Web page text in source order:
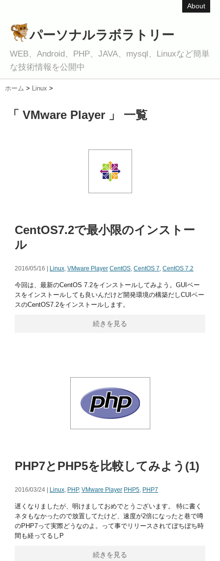
About
パーソナルラボラトリー
WEB、Android、PHP、JAVA、mysql、Linuxなど簡単
な技術情報を公開中
ホーム > Linux >
「 VMware Player 」 一覧
CentOS7.2で最小限のインストー
ル
2016/05/16 | Linux, VMware Player CentOS, CentOS 7, CentOS 7.2
今回は、最新のCentOS 7.2をインストールしてみよう。GUIベー
スをインストールしても良いんだけど開発環境の構築だしCUIベー
スのCentOS7.2をインストールします。
続きを見る
PHP7とPHP5を比較してみよう(1)
2016/03/24 | Linux, PHP, VMware Player PHP5, PHP7
遅くなりましたが、明けましておめでとうございます。 特に書く
ネタもなかったので放置してたけど、速度が2倍になったと巷で噂
のPHP7って実際どうなのよ。って事でリリースされてぼちぼち時
間も経ってるしP
続きを見る